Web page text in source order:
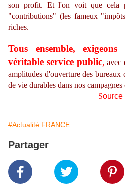
son profit. Et l'on voit que cela
"contributions" (les fameux
riches.
Tous ensemble,
véritable service public, avec
amplitudes d'ouverture des bureaux
de vie durables dans nos
Source
#Actualité FRANCE
Partager